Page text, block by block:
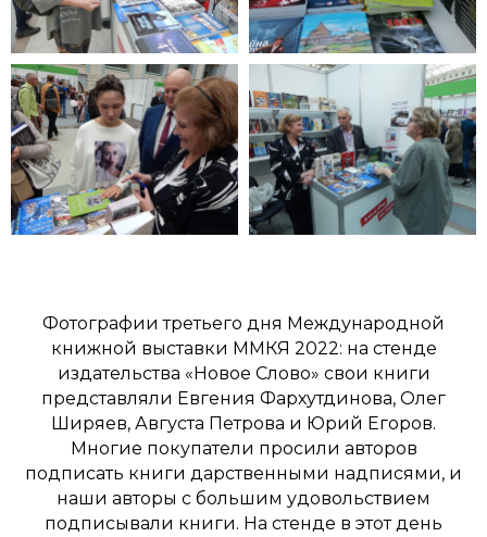
Фотографии третьего дня Международной
книжной выставки ММКЯ 2022: на стенде
издательства «Новое Слово» свои книги
представляли Евгения Фархутдинова, Олег
Ширяев, Августа Петрова и Юрий Егоров.
Многие покупатели просили авторов
подписать книги дарственными надписями, и
наши авторы с большим удовольствием
подписывали книги. На стенде в этот день